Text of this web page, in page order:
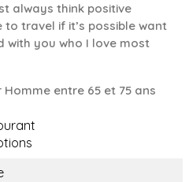
always think positive
to travel if it’s possible want
you who I love most
entre 65 et 75 ans